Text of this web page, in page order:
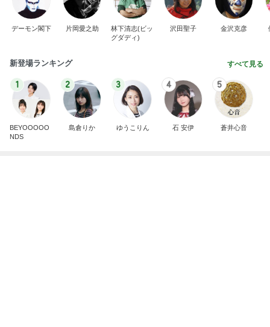
デーモン閣下 片岡愛之助
林下清志(ビッ
グダディ)
沢田聖子 金沢克彦
新登場ランキング すべて見る
1
BEYOOOOO
NDS
2
島倉りか
3
ゆうこりん
4
石 安伊
5
蒼井心音